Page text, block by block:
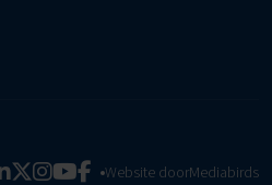
Website doorMediabirds